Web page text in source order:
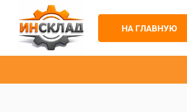
НА ГЛАВНУЮ